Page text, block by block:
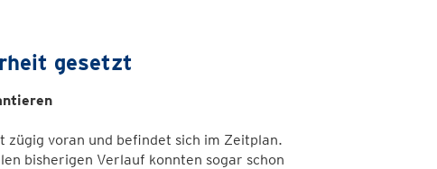
gesetzt
zügig voran und befindet sich im Zeitplan.
bisherigen Verlauf konnten sogar schon